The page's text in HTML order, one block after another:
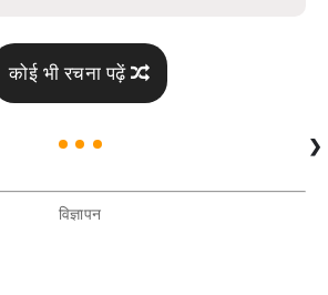
कोई भी रचना पढ़ें
❯
विज्ञापन